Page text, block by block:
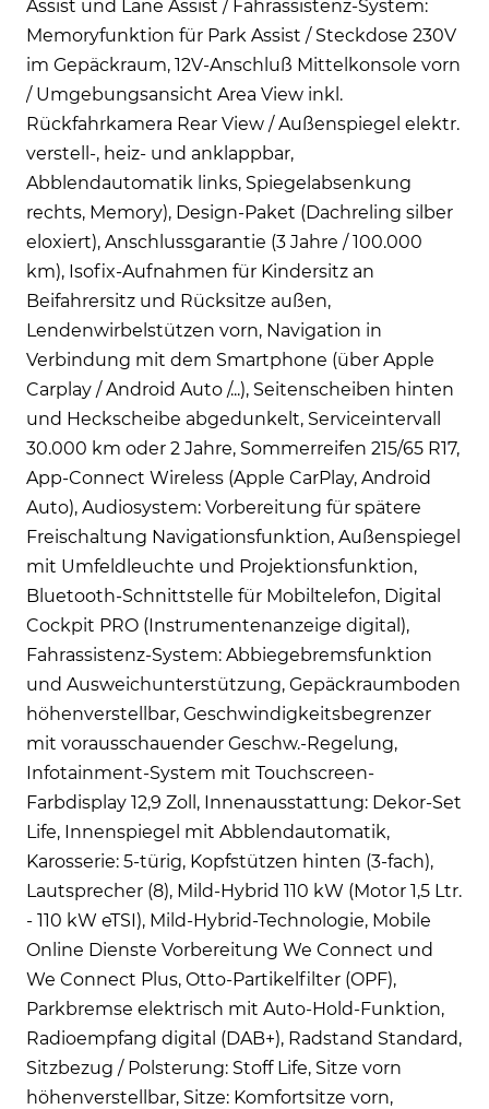
Assist und Lane Assist / Fahrassistenz-System:
Memoryfunktion für Park Assist / Steckdose 230V
im Gepäckraum, 12V-Anschluß Mittelkonsole vorn
/ Umgebungsansicht Area View inkl.
Rückfahrkamera Rear View / Außenspiegel elektr.
verstell-, heiz- und anklappbar,
Abblendautomatik links, Spiegelabsenkung
rechts, Memory), Design-Paket (Dachreling silber
eloxiert), Anschlussgarantie (3 Jahre / 100.000
km), Isofix-Aufnahmen für Kindersitz an
Beifahrersitz und Rücksitze außen,
Lendenwirbelstützen vorn, Navigation in
Verbindung mit dem Smartphone (über Apple
Carplay / Android Auto /...), Seitenscheiben hinten
und Heckscheibe abgedunkelt, Serviceintervall
30.000 km oder 2 Jahre, Sommerreifen 215/65 R17,
App-Connect Wireless (Apple CarPlay, Android
Auto), Audiosystem: Vorbereitung für spätere
Freischaltung Navigationsfunktion, Außenspiegel
mit Umfeldleuchte und Projektionsfunktion,
Bluetooth-Schnittstelle für Mobiltelefon, Digital
Cockpit PRO (Instrumentenanzeige digital),
Fahrassistenz-System: Abbiegebremsfunktion
und Ausweichunterstützung, Gepäckraumboden
höhenverstellbar, Geschwindigkeitsbegrenzer
mit vorausschauender Geschw.-Regelung,
Infotainment-System mit Touchscreen-
Farbdisplay 12,9 Zoll, Innenausstattung: Dekor-Set
Life, Innenspiegel mit Abblendautomatik,
Karosserie: 5-türig, Kopfstützen hinten (3-fach),
Lautsprecher (8), Mild-Hybrid 110 kW (Motor 1,5 Ltr.
- 110 kW eTSI), Mild-Hybrid-Technologie, Mobile
Online Dienste Vorbereitung We Connect und
We Connect Plus, Otto-Partikelfilter (OPF),
Parkbremse elektrisch mit Auto-Hold-Funktion,
Radioempfang digital (DAB+), Radstand Standard,
Sitzbezug / Polsterung: Stoff Life, Sitze vorn
höhenverstellbar, Sitze: Komfortsitze vorn,